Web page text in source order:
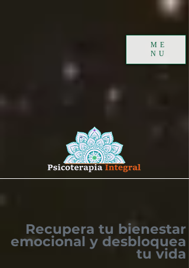
ME
NU
Recupera tu bienestar
emocional y desbloquea
tu vida